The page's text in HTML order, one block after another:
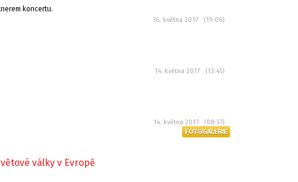
koncertu.
16. května 2017 (19:06)
14. května 2017 (13:45)
14. května 2017 (08:37)
FOTOGALERIE
války v Evropě